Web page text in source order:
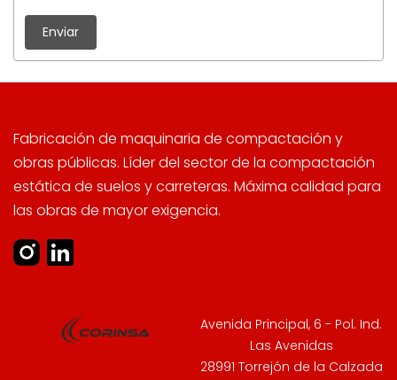
Fabricación de maquinaria de compactación y
obras públicas. Líder del sector de la compactación
estática de suelos y carreteras. Máxima calidad para
las obras de mayor exigencia.
Avenida Principal, 6 - Pol. Ind.
Las Avenidas
28991 Torrejón de la Calzada